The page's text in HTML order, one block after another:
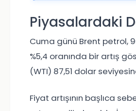
Piyasalardaki
Cuma günü Brent petrol,
%5,4 oranında bir artış
(WTI) 87,51 dolar
Fiyat artışının başlıca